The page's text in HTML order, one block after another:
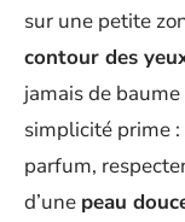
sur une petite
contour des
jamais de
simplicité prime
parfum,
d’une peau